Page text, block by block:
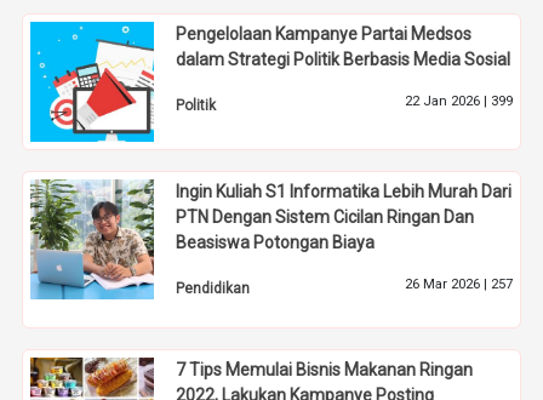
Pengelolaan Kampanye Partai Medsos
dalam Strategi Politik Berbasis Media Sosial
Politik 22 Jan 2026 | 399
Ingin Kuliah S1 Informatika Lebih Murah Dari
PTN Dengan Sistem Cicilan Ringan Dan
Beasiswa Potongan Biaya
Pendidikan 26 Mar 2026 | 257
7 Tips Memulai Bisnis Makanan Ringan
2022, Lakukan Kampanye Posting